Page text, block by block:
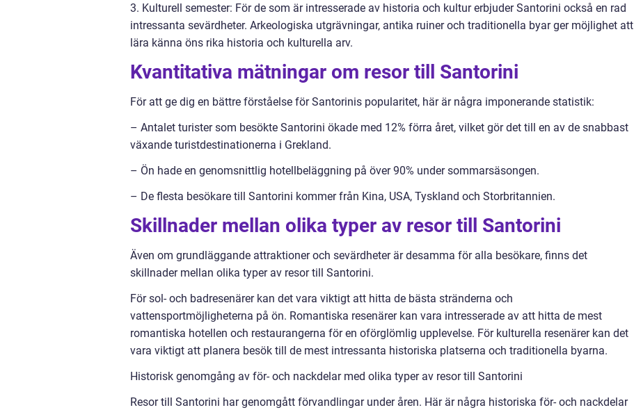
3. Kulturell semester: För de som är intresserade av historia och kultur erbjuder Santorini också en rad
intressanta sevärdheter. Arkeologiska utgrävningar, antika ruiner och traditionella byar ger möjlighet att
lära känna öns rika historia och kulturella arv.
Kvantitativa mätningar om resor till Santorini
För att ge dig en bättre förståelse för Santorinis popularitet, här är några imponerande statistik:
– Antalet turister som besökte Santorini ökade med 12% förra året, vilket gör det till en av de snabbast
växande turistdestinationerna i Grekland.
– Ön hade en genomsnittlig hotellbeläggning på över 90% under sommarsäsongen.
– De flesta besökare till Santorini kommer från Kina, USA, Tyskland och Storbritannien.
Skillnader mellan olika typer av resor till Santorini
Även om grundläggande attraktioner och sevärdheter är desamma för alla besökare, finns det
skillnader mellan olika typer av resor till Santorini.
För sol- och badresenärer kan det vara viktigt att hitta de bästa stränderna och
vattensportmöjligheterna på ön. Romantiska resenärer kan vara intresserade av att hitta de mest
romantiska hotellen och restaurangerna för en oförglömlig upplevelse. För kulturella resenärer kan det
vara viktigt att planera besök till de mest intressanta historiska platserna och traditionella byarna.
Historisk genomgång av för- och nackdelar med olika typer av resor till Santorini
Resor till Santorini har genomgått förvandlingar under åren. Här är några historiska för- och nackdelar